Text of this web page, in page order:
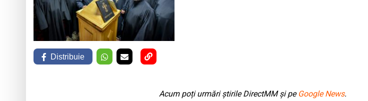
Distribuie
Acum poți urmări știrile DirectMM și pe Google News.